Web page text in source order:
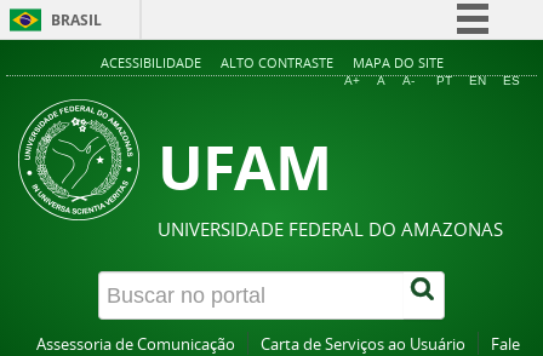
BRASIL
Simplifique!
Acesso à informação
ACESSIBILIDADE ALTO CONTRASTE MAPA DO SITE
A+ A A- PT EN ES
UFAM
UNIVERSIDADE FEDERAL DO AMAZONAS
Assessoria de Comunicação Carta de Serviços ao Usuário
Fale